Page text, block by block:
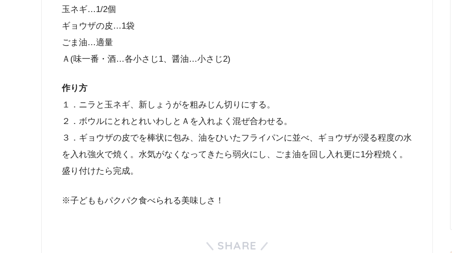
玉ネギ…1/2個
ギョウザの皮…1袋
ごま油…適量
Ａ(味一番・酒…各小さじ1、醤油…小さじ2)
作り方
１．ニラと玉ネギ、新しょうがを粗みじん切りにする。
２．ボウルにとれとれいわしとＡを入れよく混ぜ合わせる。
３．ギョウザの皮でを棒状に包み、油をひいたフライパンに並べ、ギョウザが浸る程度の水
を入れ強火で焼く。水気がなくなってきたら弱火にし、ごま油を回し入れ更に1分程焼く。
盛り付けたら完成。
※子どももパクパク食べられる美味しさ！
SHARE